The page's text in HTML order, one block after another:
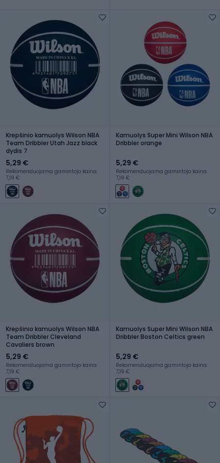
Krepšinio kamuolys Wilson NBA
Team Dribbler Utah Jazz black
dydis 7
5,29 €
Rekomenduojama gamintojo kaina:
7,19 €
Kamuolys Super Mini Wilson NBA
Dribbler orange
5,29 €
Rekomenduojama gamintojo kaina:
7,19 €
Krepšinio kamuolys Wilson NBA
Team Dribbler Cleveland
Cavaliers brown
5,29 €
Rekomenduojama gamintojo kaina:
7,19 €
Kamuolys Super Mini Wilson NBA
Dribbler Boston Celtics green
5,29 €
Rekomenduojama gamintojo kaina:
7,19 €